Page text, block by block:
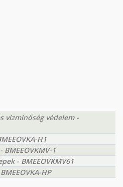
vízminőség védelem -
H1
1
- BMEEOVKMV61
HP